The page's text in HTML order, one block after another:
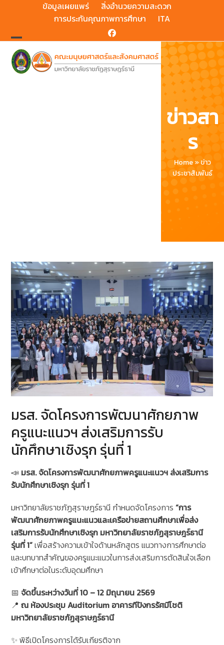
ข้อมูลเผยแพร่
สิ่งอำนวยความสะดวก
การประกันคุณภาพการศึกษา
ITA
Facebook
Open
mobile
Close
mobile
ข่าวสา
ร
Home»ข่าว
ประชาสัมพันธ์
มรส. จัดโครงการพัฒนาศักยภาพ
ครูแนะแนวฯ ส่งเสริมการรับ
นักศึกษาเชิงรุก รุ่นที่ 1
📣 มรส. จัดโครงการพัฒนาศักยภาพครูแนะแนวฯ ส่งเสริมการ
รับนักศึกษาเชิงรุก รุ่นที่ 1
มหาวิทยาลัยราชภัฏสุราษฎร์ธานี กำหนดจัดโครงการ“การ
พัฒนาศักยภาพครูแนะแนวและเครือข่ายสถานศึกษาเพื่อส่ง
เสริมการรับนักศึกษาเชิงรุก มหาวิทยาลัยราชภัฏสุราษฎร์ธานี
รุ่นที่ 1”เพื่อสร้างความเข้าใจด้านหลักสูตร แนวทางการศึกษาต่อ
และบทบาทสำคัญของครูแนะแนวในการส่งเสริมการตัดสินใจเลือก
เข้าศึกษาต่อในระดับอุดมศึกษา
📅จัดขึ้นระหว่างวันที่ 10 – 12 มิถุนายน 2569
📍ณ ห้องประชุม Auditorium อาคารทีปังกรรัศมีโชติ
มหาวิทยาลัยราชภัฏสุราษฎร์ธานี
✨ พิธีเปิดโครงการได้รับเกียรติจาก